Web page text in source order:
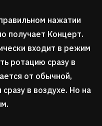
нажатии
получает Концерт.
входит в режим
ротацию сразу в
от обычной,
в воздухе. Но на